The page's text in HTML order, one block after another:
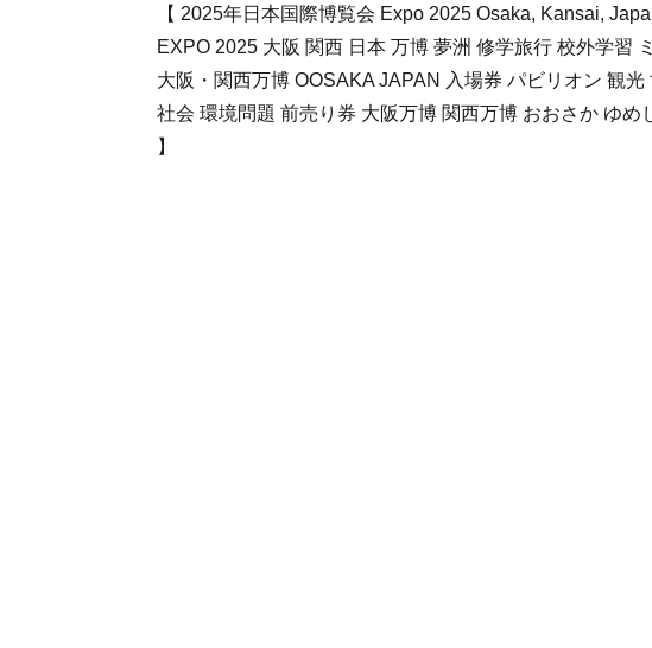
【 2025年日本国際博覧会 Expo 2025 Osaka, Kansai,
EXPO 2025 大阪 関西 日本 万博 夢洲 修学旅行 校外学習
大阪・関西万博 OOSAKA JAPAN 入場券 パビリオン 観光
社会 環境問題 前売り券 大阪万博 関西万博 おおさか ゆめ
】